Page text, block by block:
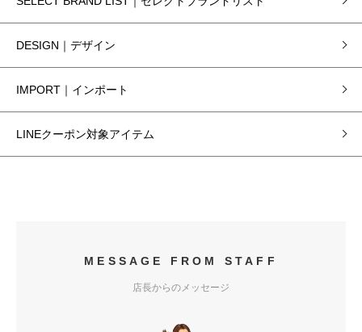
DESIGN｜デザイン
IMPORT｜インポート
LINEクーポン対象アイテム
MESSAGE FROM STAFF
店長からのメッセージ